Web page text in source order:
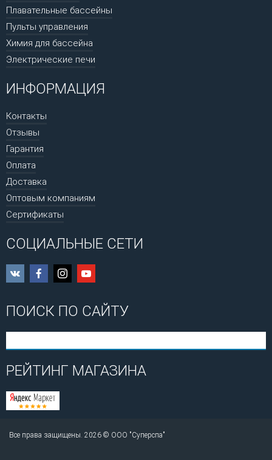
Плавательные бассейны
Пульты управления
Химия для бассейна
Электрические печи
ИНФОРМАЦИЯ
Контакты
Отзывы
Гарантия
Оплата
Доставка
Оптовым компаниям
Сертификаты
СОЦИАЛЬНЫЕ СЕТИ
ПОИСК ПО САЙТУ
РЕЙТИНГ МАГАЗИНА
Все права защищены. 2026 © ООО "Суперспа"